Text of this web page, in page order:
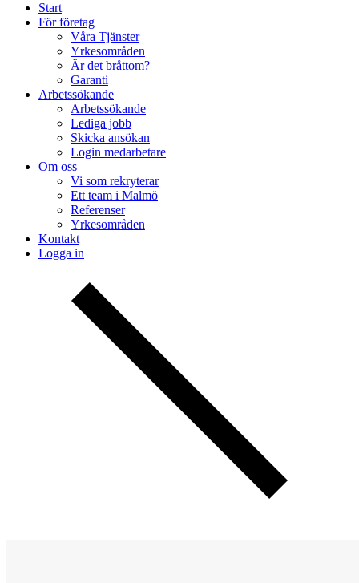
Start
För företag
Våra Tjänster
Yrkesområden
Är det bråttom?
Garanti
Arbetssökande
Arbetssökande
Lediga jobb
Skicka ansökan
Login medarbetare
Om oss
Vi som rekryterar
Ett team i Malmö
Referenser
Yrkesområden
Kontakt
Logga in